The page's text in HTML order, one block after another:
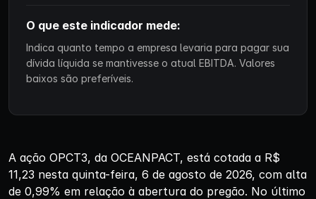
O que este indicador mede:
Indica quanto tempo a empresa levaria para pagar sua
dívida líquida se mantivesse o atual EBITDA. Valores
baixos são preferíveis.
A ação OPCT3, da OCEANPACT, está cotada a R$
11,23 nesta quinta-feira, 6 de agosto de 2026, com alta
de 0,99% em relação à abertura do pregão. No último